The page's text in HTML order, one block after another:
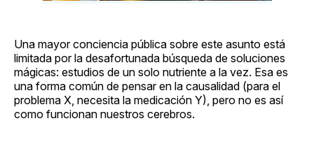
Una mayor conciencia pública sobre este asunto está
limitada por la desafortunada búsqueda de soluciones
mágicas: estudios de un solo nutriente a la vez. Esa es
una forma común de pensar en la causalidad (para el
problema X, necesita la medicación Y), pero no es así
como funcionan nuestros cerebros.